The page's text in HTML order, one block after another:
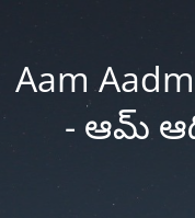
Aam
- ఆమ్